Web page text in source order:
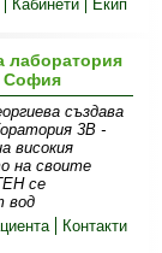
Кабинети Екип
лаборатория
София
създава
3В -
високия
на своите
се
вод
Контакти